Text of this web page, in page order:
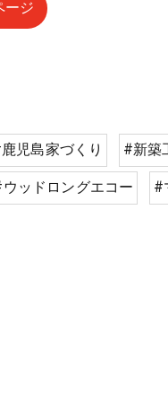
ージ
児島家づくり #新築
ッドロングエコー
#